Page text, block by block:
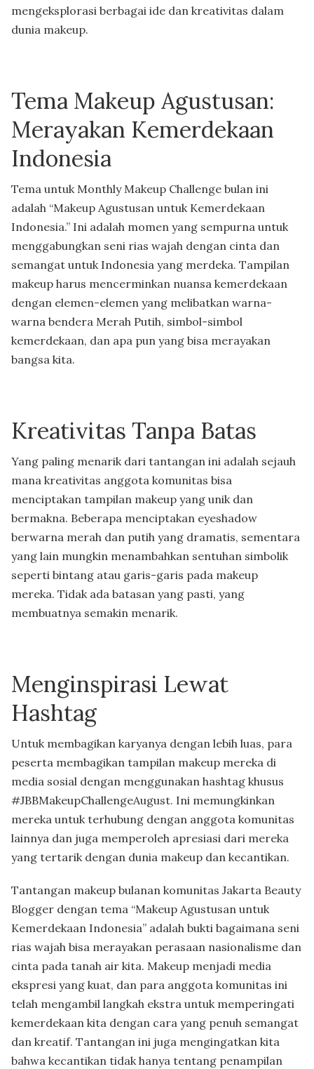
mengeksplorasi berbagai ide dan kreativitas dalam
dunia makeup.
Tema Makeup Agustusan:
Merayakan Kemerdekaan
Indonesia
Tema untuk Monthly Makeup Challenge bulan ini
adalah “Makeup Agustusan untuk Kemerdekaan
Indonesia.” Ini adalah momen yang sempurna untuk
menggabungkan seni rias wajah dengan cinta dan
semangat untuk Indonesia yang merdeka. Tampilan
makeup harus mencerminkan nuansa kemerdekaan
dengan elemen-elemen yang melibatkan warna-
warna bendera Merah Putih, simbol-simbol
kemerdekaan, dan apa pun yang bisa merayakan
bangsa kita.
Kreativitas Tanpa Batas
Yang paling menarik dari tantangan ini adalah sejauh
mana kreativitas anggota komunitas bisa
menciptakan tampilan makeup yang unik dan
bermakna. Beberapa menciptakan eyeshadow
berwarna merah dan putih yang dramatis, sementara
yang lain mungkin menambahkan sentuhan simbolik
seperti bintang atau garis-garis pada makeup
mereka. Tidak ada batasan yang pasti, yang
membuatnya semakin menarik.
Menginspirasi Lewat
Hashtag
Untuk membagikan karyanya dengan lebih luas, para
peserta membagikan tampilan makeup mereka di
media sosial dengan menggunakan hashtag khusus
#JBBMakeupChallengeAugust. Ini memungkinkan
mereka untuk terhubung dengan anggota komunitas
lainnya dan juga memperoleh apresiasi dari mereka
yang tertarik dengan dunia makeup dan kecantikan.
Tantangan makeup bulanan komunitas Jakarta Beauty
Blogger dengan tema “Makeup Agustusan untuk
Kemerdekaan Indonesia” adalah bukti bagaimana seni
rias wajah bisa merayakan perasaan nasionalisme dan
cinta pada tanah air kita. Makeup menjadi media
ekspresi yang kuat, dan para anggota komunitas ini
telah mengambil langkah ekstra untuk memperingati
kemerdekaan kita dengan cara yang penuh semangat
dan kreatif. Tantangan ini juga mengingatkan kita
bahwa kecantikan tidak hanya tentang penampilan